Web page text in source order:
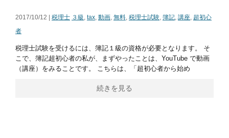
2017/10/12 | 税理士 ３級, tax, 動画, 無料, 税理士試験, 簿記, 講座, 超初心
者
税理士試験を受けるには、簿記１級の資格が必要となります。 そ
こで、簿記超初心者の私が、まずやったことは、YouTube で動画
（講座）をみることです。 こちらは、「超初心者から始め
続きを見る